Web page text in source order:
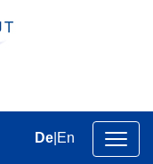
De En